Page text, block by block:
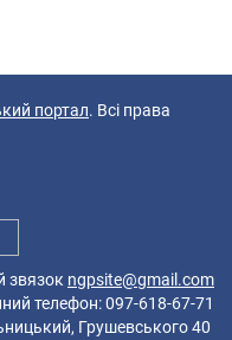
портал. Всі права
звязок ngpsite@gmail.com
телефон: 097-618-67-71
Грушевського 40